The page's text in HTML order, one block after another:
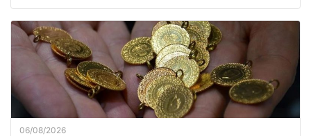
06/08/2026